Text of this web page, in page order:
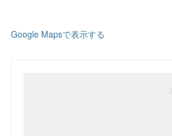
Google Mapsで表示する